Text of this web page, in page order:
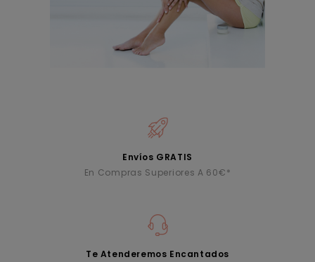
Envíos GRATIS
En Compras Superiores A 60€*
Te Atenderemos Encantados